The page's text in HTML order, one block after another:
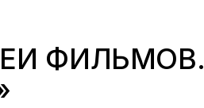
ФИЛЬМОВ.